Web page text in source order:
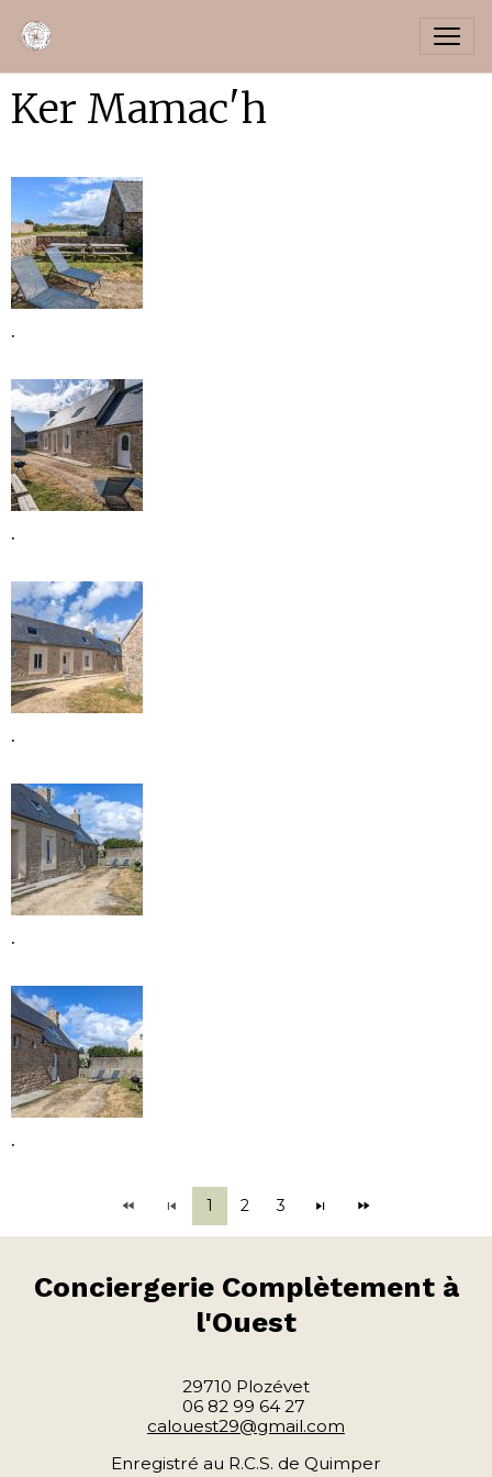
Ker Mamac'h
.
.
.
.
.
1 2 3
Conciergerie Complètement à
l'Ouest
29710 Plozévet
06 82 99 64 27
calouest29@gmail.com
Enregistré au R.C.S. de Quimper